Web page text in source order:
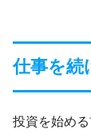
仕事を続
投資を始め